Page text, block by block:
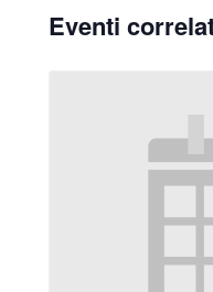
Eventi